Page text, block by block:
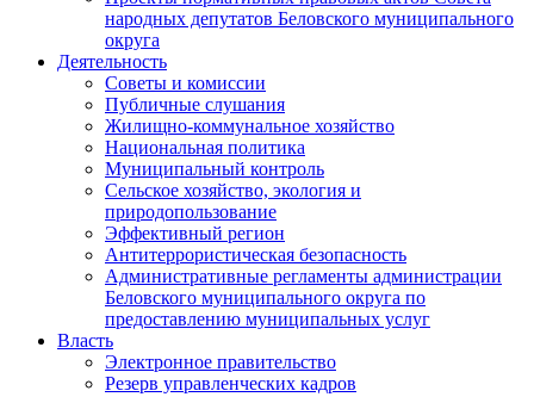
народных депутатов Беловского муниципального
округа
Деятельность
Советы и комиссии
Публичные слушания
Жилищно-коммунальное хозяйство
Национальная политика
Муниципальный контроль
Сельское хозяйство, экология и
природопользование
Эффективный регион
Антитеррористическая безопасность
Административные регламенты администрации
Беловского муниципального округа по
предоставлению муниципальных услуг
Власть
Электронное правительство
Резерв управленческих кадров